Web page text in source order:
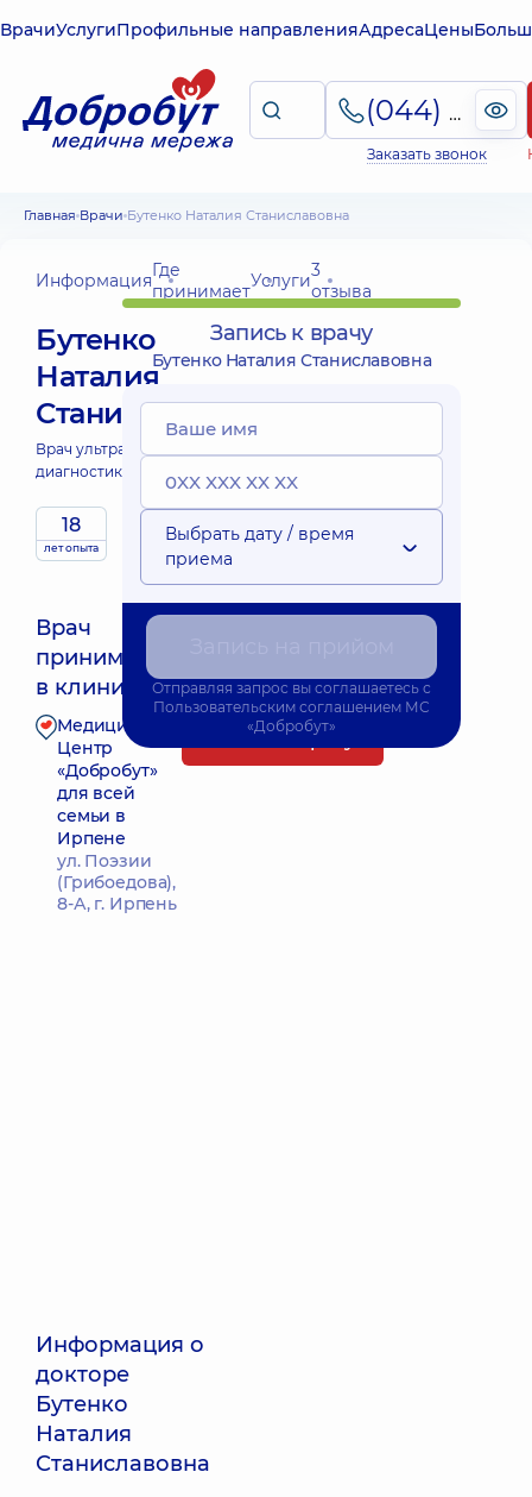
ВрачиУслугиПрофильные направленияАдресаЦены
(044) 495-2-888
Заказать звонок
Главная Врачи Бутенко Наталия Станиславовна
ИнформацияГде
принимаетУслуги3
отзыва
Бутенко
Наталия
Станиславовна
Врач ультразвуковой
диагностики;
18
лет опыта
Врач
принимает
в клинике
Ближайшее время приема: 10.08.2026 14:00
Медицинский
Центр
«Добробут»
для всей
семьи в
Ирпене
ул. Поэзии
(Грибоедова),
8-А, г. Ирпень
Запись к врачу
Информация о
докторе
Бутенко
Наталия
Станиславовна
Запись к врачу
Бутенко Наталия Станиславовна
Выбрать дату / время
приема
Отправляя запрос вы соглашаетесь с
Пользовательским соглашением МС
«Добробут»